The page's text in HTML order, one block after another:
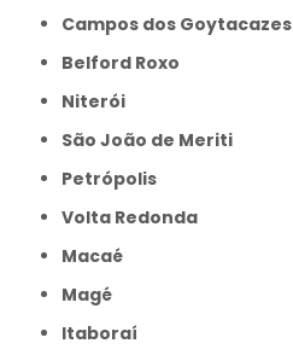
Campos dos Goytacazes
Belford Roxo
Niterói
São João de Meriti
Petrópolis
Volta Redonda
Macaé
Magé
Itaboraí